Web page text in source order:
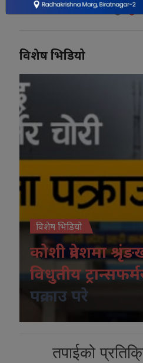
विशेष भिडियो
विशेष भिडियो
कोशी प्रदेशमा
विधुतीय
पक्राउ परे
तपाईको